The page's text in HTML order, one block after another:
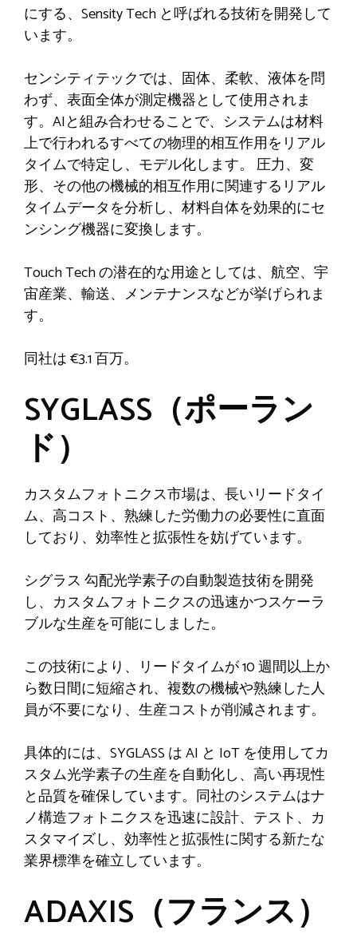
にする、Sensity Tech と呼ばれる技術を開発して
います。
センシティテックでは、固体、柔軟、液体を問
わず、表面全体が測定機器として使用されま
す。AIと組み合わせることで、システムは材料
上で行われるすべての物理的相互作用をリアル
タイムで特定し、モデル化します。 圧力、変
形、その他の機械的相互作用に関連するリアル
タイムデータを分析し、材料自体を効果的にセ
ンシング機器に変換します。
Touch Tech の潜在的な用途としては、航空、宇
宙産業、輸送、メンテナンスなどが挙げられま
す。
同社は€3.1百万。
SYGLASS（ポーラン
ド）
カスタムフォトニクス市場は、長いリードタイ
ム、高コスト、熟練した労働力の必要性に直面
しており、効率性と拡張性を妨げています。
シグラス 勾配光学素子の自動製造技術を開発
し、カスタムフォトニクスの迅速かつスケーラ
ブルな生産を可能にしました。
この技術により、リードタイムが 10 週間以上か
ら数日間に短縮され、複数の機械や熟練した人
員が不要になり、生産コストが削減されます。
具体的には、SYGLASS は AI と IoT を使用してカ
スタム光学素子の生産を自動化し、高い再現性
と品質を確保しています。同社のシステムはナ
ノ構造フォトニクスを迅速に設計、テスト、カ
スタマイズし、効率性と拡張性に関する新たな
業界標準を確立しています。
ADAXIS（フランス）